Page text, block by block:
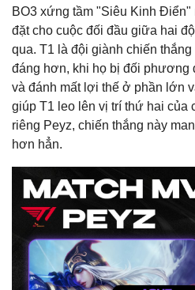
BO3 xứng tầm "Siêu Kinh
đặt cho cuộc đối đầu giữa hai
qua. T1 là đội giành chiến
đáng hơn, khi họ bị đối phương
và đánh mất lợi thế ở phần lớn
giúp T1 leo lên vị trí thứ hai của
riêng Peyz, chiến thắng này
hơn hẳn.